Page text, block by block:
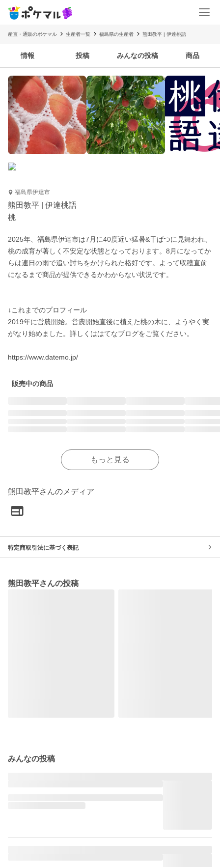
産直・通販のポケマル 生産者一覧 福島県の生産者 熊田教平 | 伊達桃語
情報 投稿 みんなの投稿 商品
福島県伊達市
熊田教平 | 伊達桃語
桃
2025年、福島県伊達市は7月に40度近い猛暑&干ばつに見舞われ、
桃の成育が著しく不安定な状態となっております。8月になってか
らは連日の雨で追い討ちをかけられた格好です。よって収穫直前
になるまで商品が提供できるかわからない状況です。
↓これまでのプロフィール
2019年に営農開始。営農開始直後に植えた桃の木に、ようやく実
がなり始めました。詳しくははてなブログをご覧ください。
https://www.datemo.jp/
販売中の商品
もっと見る
熊田教平さんのメディア
特定商取引法に基づく表記
熊田教平さんの投稿
みんなの投稿